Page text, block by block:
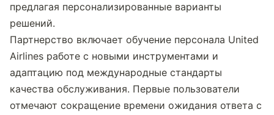
предлагая персонализированные варианты
решений.
Партнерство включает обучение персонала United
Airlines работе с новыми инструментами и
адаптацию под международные стандарты
качества обслуживания. Первые пользователи
отмечают сокращение времени ожидания ответа с